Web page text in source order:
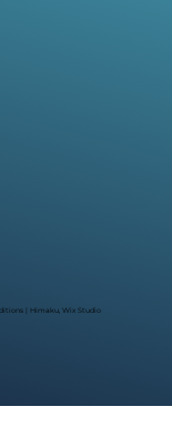
| Himaku, Wix Studio